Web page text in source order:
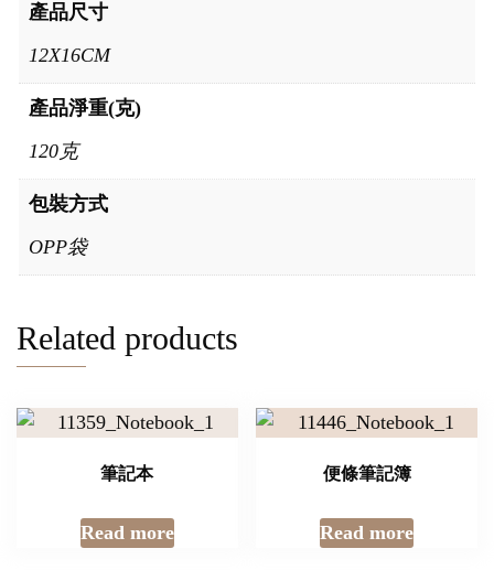
產品尺寸
12X16CM
產品淨重(克)
120克
包裝方式
OPP袋
Related products
筆記本
Read more
便條筆記簿
Read more